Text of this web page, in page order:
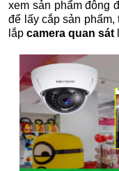
xem sản phẩm đông
để lấy cắp sản phẩm,
lắpcamera quan sát